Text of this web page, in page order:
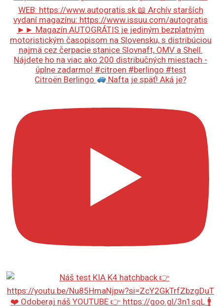
Citroën Berlingo Nafta je späť! Aká je?